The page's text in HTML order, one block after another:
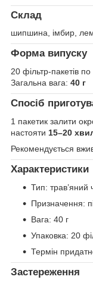
Склад
шипшина, імбир,
Форма випуску
20 фільтр-пакетів по
Загальна вага: 40 г
Спосіб
1 пакетик залити
настояти 15–20
Рекомендується
Характеристики
Тип: трав’яний
Призначення:
Вага: 40 г
Упаковка: 20
Термін
Застереження